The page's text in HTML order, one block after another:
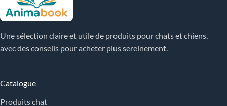
Une sélection claire et utile de produits pour chats et chiens,
avec des conseils pour acheter plus sereinement.
Catalogue
Produits chat